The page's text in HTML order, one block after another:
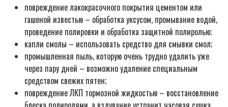
повреждение лакокрасочного покрытия цементом или
гашеной известью – обработка уксусом, промывание водой,
проведение полировки и обработка защитной полиролью;
капли смолы – использовать средство для смывки смол;
промышленная пыль, которую очень трудно удалить уже
через пару дней – возможно удаление специальным
средством свежих пятен;
повреждение ЛКП тормозной жидкостью – восстановление